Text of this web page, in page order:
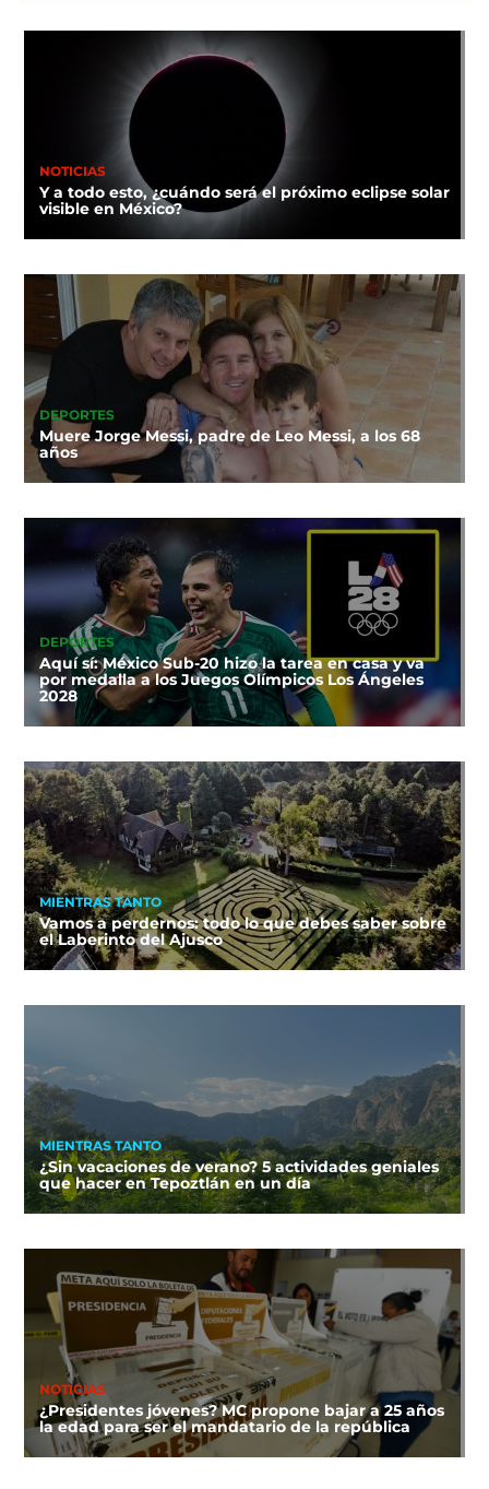
NOTICIAS
Y a todo esto, ¿cuándo será el próximo eclipse solar
visible en México?
DEPORTES
Muere Jorge Messi, padre de Leo Messi, a los 68
años
DEPORTES
Aquí sí: México Sub-20 hizo la tarea en casa y va
por medalla a los Juegos Olímpicos Los Ángeles
2028
MIENTRAS TANTO
Vamos a perdernos: todo lo que debes saber sobre
el Laberinto del Ajusco
MIENTRAS TANTO
¿Sin vacaciones de verano? 5 actividades geniales
que hacer en Tepoztlán en un día
NOTICIAS
¿Presidentes jóvenes? MC propone bajar a 25 años
la edad para ser el mandatario de la república